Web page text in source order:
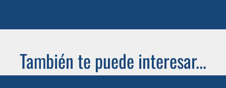
También te puede interesar...